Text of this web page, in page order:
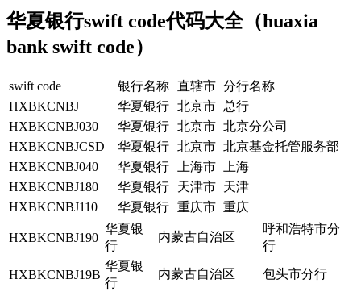
华夏银行swift code代码大全（huaxia
bank swift code）
swift code 银行名称 直辖市 分行名称
HXBKCNBJ
华夏银行 北京市 总行
HXBKCNBJ030
华夏银行 北京市 北京分公司
HXBKCNBJCSD
华夏银行 北京市 北京基金托管服务部
HXBKCNBJ040
华夏银行 上海市
上海
HXBKCNBJ180
华夏银行 天津市 天津
HXBKCNBJ110
华夏银行 重庆市 重庆
HXBKCNBJ190
华夏银
行
内蒙古自治区
呼和浩特市分
行
HXBKCNBJ19B
华夏银
行
内蒙古自治区 包头市分行